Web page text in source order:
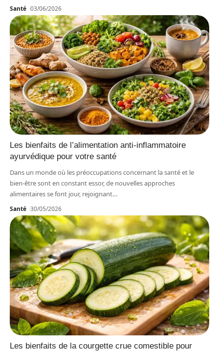
Santé 03/06/2026
Les bienfaits de l’alimentation anti-inflammatoire
ayurvédique pour votre santé
Dans un monde où les préoccupations concernant la santé et le
bien-être sont en constant essor, de nouvelles approches
alimentaires se font jour, rejoignant…
Santé 30/05/2026
Les bienfaits de la courgette crue comestible pour